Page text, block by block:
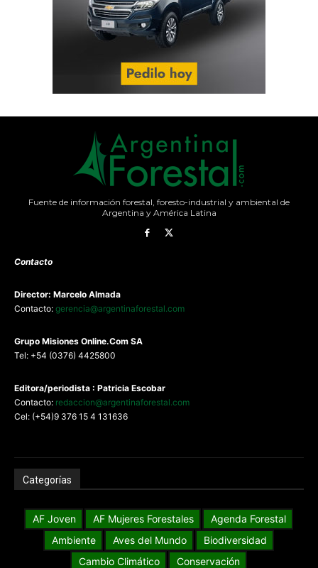
Fuente de información forestal, foresto-industrial y ambiental de
Argentina y América Latina
Contacto
Director: Marcelo Almada
Contacto: gerencia@argentinaforestal.com
Grupo Misiones Online.Com SA
Tel: +54 (0376) 4425800
Editora/periodista : Patricia Escobar
Contacto: redaccion@argentinaforestal.com
Cel: (+54)9 376 15 4 131636
Categorías
AF Joven AF Mujeres Forestales
Agenda Forestal
Ambiente
Aves del Mundo
Biodiversidad
Cambio Climático
Conservación